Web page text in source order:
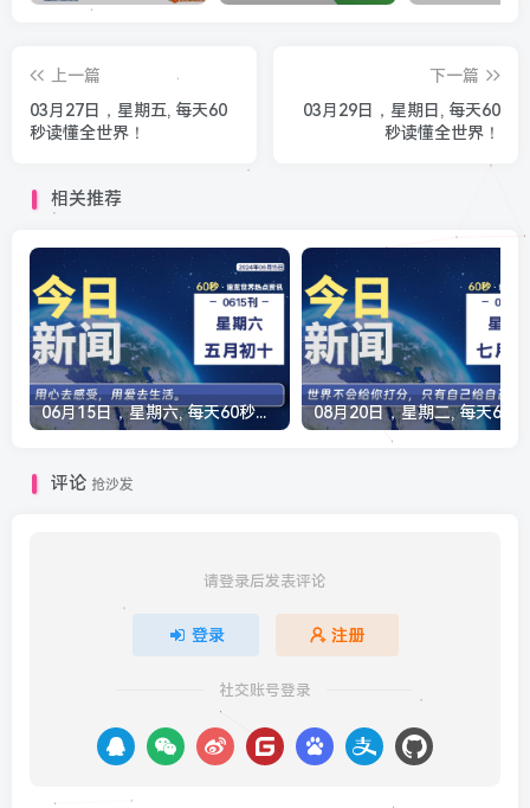
上一篇
03月27日，星期五, 每天60
秒读懂全世界！
下一篇
03月29日，星期日, 每天60
秒读懂全世界！
相关推荐
06月15日，星期六, 每天60秒读懂全世界！
评论 抢沙发
请登录后发表评论
登录 注册
社交账号登录